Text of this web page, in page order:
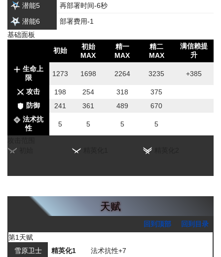
潜能5 再部署时间-6秒
潜能6
部署费用-1
基础面板
初始
初始
MAX
精一
MAX
精二
MAX
满信赖提
升
生命上
限
1273 1698 2264 3235 +385
攻击 198 254 318
375
防御
241 361 489
670
法术抗
性
5 5 5 5
天赋
回到顶部
回到目录
第1天赋
雪原卫士
精英化1 法术抗性+7